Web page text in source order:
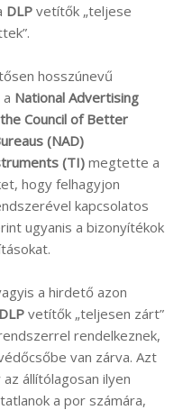
DLP vetítők „teljese
hosszúnevű
National Advertising
Council of Better
(NAD)
(TI) megtette a
hogy felhagyjon
kapcsolatos
ugyanis a bizonyítékok
a hirdető azon
DLP vetítők „teljesen zárt”
rendelkeznek,
van zárva. Azt
állítólagosan ilyen
a por számára,